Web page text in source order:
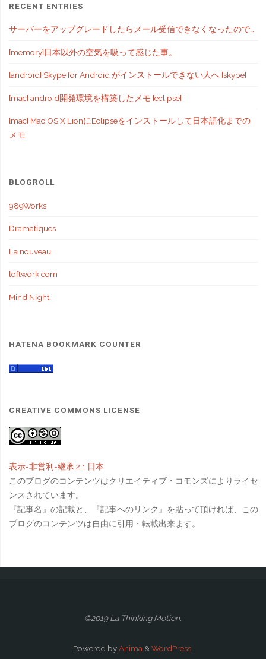
RECENT ENTRIES
サーバーをアップグレードしたらメール受信できなくなったので…
[memory]日本以外の空気を吸って感じた事。
[android] Skype for Android がインストールできない人へ [skype]
[mac] android開発環境を構築したメモ [eclipse]
[mac] Mac OS X LionにEclipseをインストールして日本語化までの
メモ
BLOGROLL
989Works
Dramatiques.
La nouveau.
loftwork.com
Mind Night.
HATENA BOOKMARK COUNTER
CREATIVE COMMONS LICENSE
表示-非営利-継承 2.1 日本
このブログのコンテンツはクリエイティブ・コモンズによりライセ
ンスされています。
『記事名』の記載と、『記事へのリンク』を貼って頂ければ、この
ブログのコンテンツは自由に引用・転載出来ます。
©2019 La Thinking Motion.
Powered byAnima & WordPress.